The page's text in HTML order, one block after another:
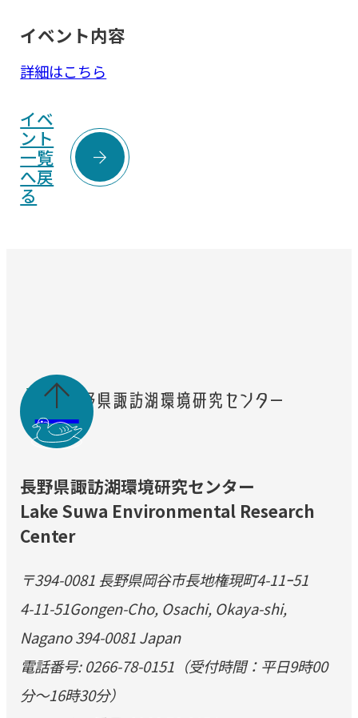
イベント内容
詳細はこちら
イベ
ント
一覧
へ戻
る


長野県諏訪湖環境研究センター
Lake Suwa Environmental Research
Center
〒394-0081 長野県岡谷市長地権現町4-11ｰ51
4-11-51Gongen-Cho, Osachi, Okaya-shi,
Nagano 394-0081 Japan
電話番号: 0266-78-0151（受付時間：平日9時00
分～16時30分）